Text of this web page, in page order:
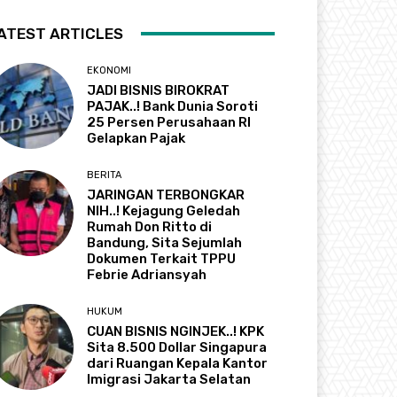
ARTICLES
EKONOMI
JADI BISNIS BIROKRAT
PAJAK..! Bank Dunia Soroti
25 Persen Perusahaan RI
Gelapkan Pajak
BERITA
JARINGAN TERBONGKAR
NIH..! Kejagung Geledah
Rumah Don Ritto di
Bandung, Sita Sejumlah
Dokumen Terkait TPPU
Febrie Adriansyah
HUKUM
CUAN BISNIS NGINJEK..! KPK
Sita 8.500 Dollar Singapura
dari Ruangan Kepala Kantor
Imigrasi Jakarta Selatan